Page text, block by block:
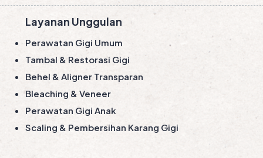
Layanan Unggulan
Perawatan Gigi Umum
Tambal & Restorasi Gigi
Behel & Aligner Transparan
Bleaching & Veneer
Perawatan Gigi Anak
Scaling & Pembersihan Karang Gigi